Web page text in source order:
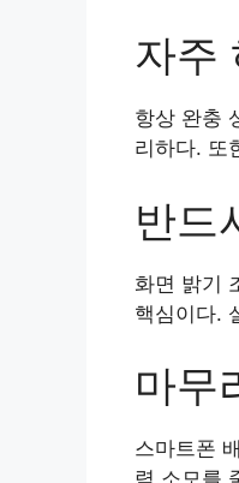
자주
항상 완충
리하다. 또
반드
화면 밝기
핵심이다.
마무
스마트폰